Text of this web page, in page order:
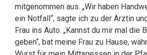
mitgenommen aus. „Wir haben
ein Notfall“, sagte ich zu der Ärztin
Frau ins Auto. „Kannst du mir mal die
geben“, bat meine Frau zu Hause,